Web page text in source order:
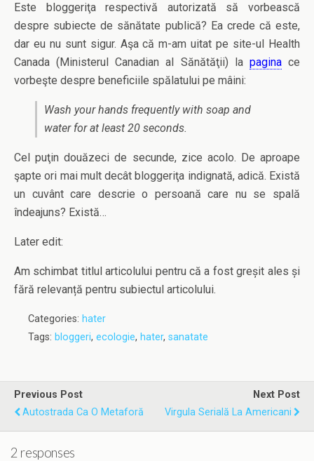
Este bloggeriţa respectivă autorizată să vorbească
despre subiecte de sănătate publică? Ea crede că este,
dar eu nu sunt sigur. Aşa că m-am uitat pe site-ul Health
Canada (Ministerul Canadian al Sănătăţii) la paginace
vorbeşte despre beneficiile spălatului pe mâini:
Wash your hands frequently with soap and
water for at least 20 seconds.
Cel puţin douăzeci de secunde, zice acolo. De aproape
şapte ori mai mult decât bloggeriţa indignată, adică. Există
un cuvânt care descrie o persoană care nu se spală
îndeajuns? Există…
Later edit:
Am schimbat titlul articolului pentru că a fost greșit ales și
fără relevanță pentru subiectul articolului.
Categories: hater
Tags: bloggeri, ecologie, hater, sanatate
Previous Post
Autostrada Ca O Metaforă
Next Post
Virgula Serială La Americani
2 responses